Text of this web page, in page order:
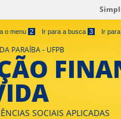
o menu 2 Ir para a busca 3 Ir
PARAÍBA - UFPB
SOCIAIS APLICADAS